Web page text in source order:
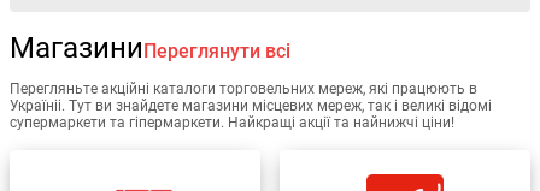
МагазиниПереглянути всі
Перегляньте акційні каталоги торговельних мереж, які працюють в
Україніі. Тут ви знайдете магазини місцевих мереж, так і великі відомі
супермаркети та гіпермаркети. Найкращі акції та найнижчі ціни!